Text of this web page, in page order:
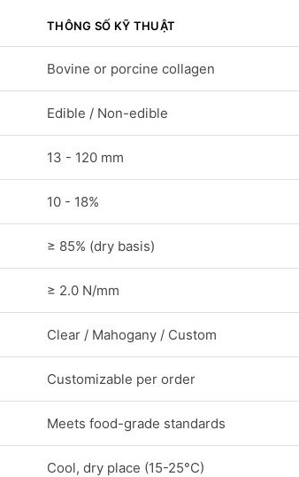
THÔNG SỐ KỸ THUẬT
Bovine or porcine collagen
Edible / Non-edible
13 - 120 mm
10 - 18%
≥ 85% (dry basis)
≥ 2.0 N/mm
Clear / Mahogany / Custom
Customizable per order
Meets food-grade standards
Cool, dry place (15-25°C)